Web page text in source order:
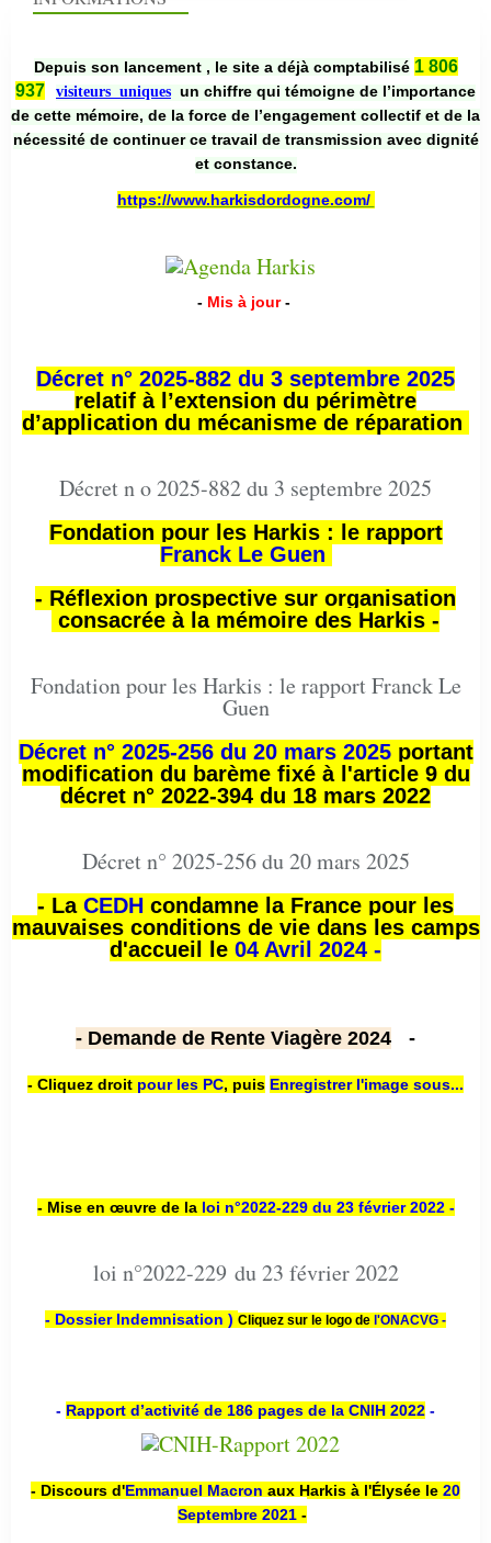
Depuis son lancement , le site a déjà comptabilisé 1 806
937
visiteurs uniques un chiffre qui témoigne de l’importance
de cette mémoire, de la force de l’engagement collectif et de la
nécessité de continuer ce travail de transmission avec dignité
et constance.
https://www.harkisdordogne.com/
- Mis à jour -
Décret n° 2025-882 du 3 septembre 2025
relatif à l’extension du périmètre
d’application du mécanisme de réparation
Décret n o 2025-882 du 3 septembre 2025
Fondation pour les Harkis : le rapport
Franck Le Guen
- Réflexion prospective sur organisation
consacrée à la mémoire des Harkis -
Fondation pour les Harkis : le rapport Franck Le
Guen
Décret n° 2025-256 du 20 mars 2025portant
modification du barème fixé à l'article 9 du
décret n° 2022-394 du 18 mars 2022
Décret n° 2025-256 du 20 mars 2025
- La CEDH condamne la France pour les
mauvaises conditions de vie dans les camps
d'accueil le 04 Avril 2024 -
- Demande de Rente Viagère 2024 -
- Cliquez droit pour les PC, puis Enregistrer l'image sous...
- Mise en œuvre de la loi n°2022-229 du 23 février 2022 -
loi n°2022-229 du 23 février 2022
- Dossier Indemnisation ) Cliquez sur le logo de l'ONACVG -
- Rapport d’activité de 186 pages de la CNIH 2022 -
- Discours d'Emmanuel Macron aux Harkis à l'Élysée le 20
Septembre 2021 -